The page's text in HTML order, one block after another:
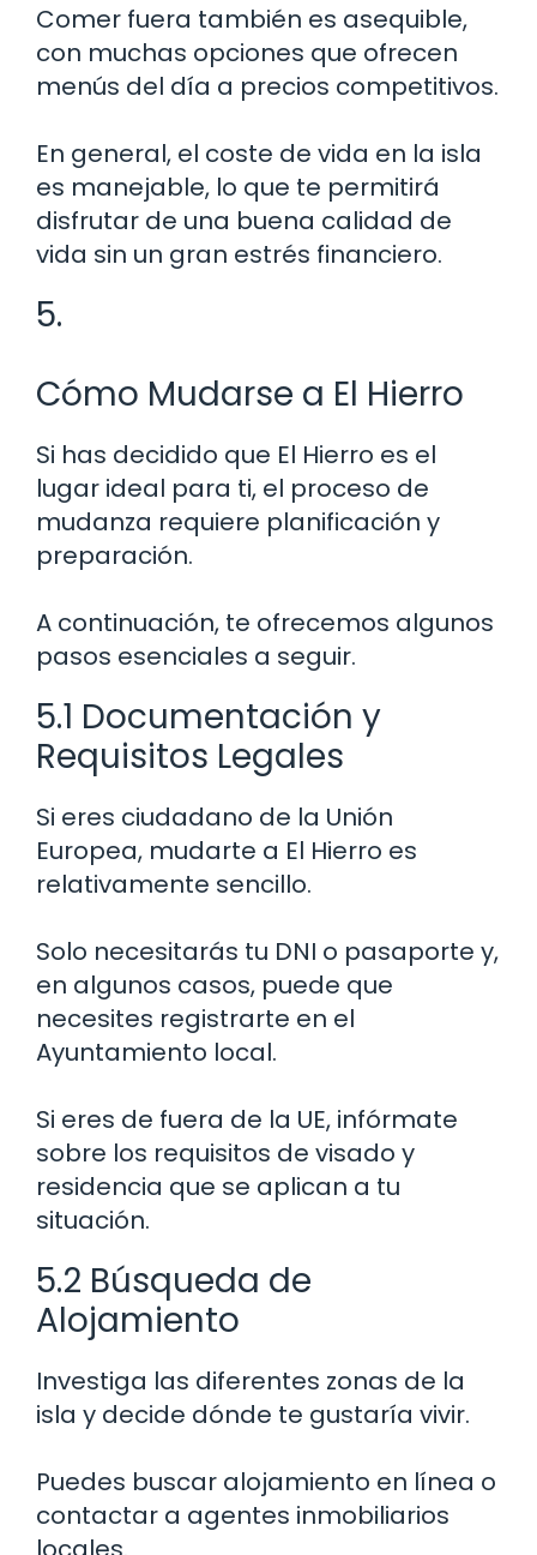
Comer fuera también es asequible,
con muchas opciones que ofrecen
menús del día a precios competitivos.
En general, el coste de vida en la isla
es manejable, lo que te permitirá
disfrutar de una buena calidad de
vida sin un gran estrés financiero.
5.
Cómo Mudarse a El Hierro
Si has decidido que El Hierro es el
lugar ideal para ti, el proceso de
mudanza requiere planificación y
preparación.
A continuación, te ofrecemos algunos
pasos esenciales a seguir.
5.1 Documentación y
Requisitos Legales
Si eres ciudadano de la Unión
Europea, mudarte a El Hierro es
relativamente sencillo.
Solo necesitarás tu DNI o pasaporte y,
en algunos casos, puede que
necesites registrarte en el
Ayuntamiento local.
Si eres de fuera de la UE, infórmate
sobre los requisitos de visado y
residencia que se aplican a tu
situación.
5.2 Búsqueda de
Alojamiento
Investiga las diferentes zonas de la
isla y decide dónde te gustaría vivir.
Puedes buscar alojamiento en línea o
contactar a agentes inmobiliarios